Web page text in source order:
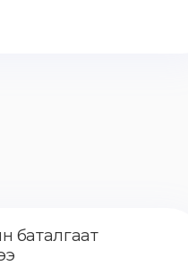
баталгаат